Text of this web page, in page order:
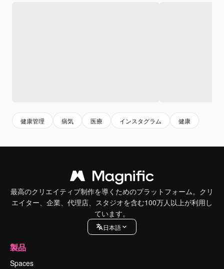
健康管理 病気 医療 インスタグラム 健康
最高のクリエイティブ制作を導くためのプラットフォーム。クリ
エイター、企業、代理店、スタジオを含む100万人以上が利用し
ています。
日本語
製品
Spaces